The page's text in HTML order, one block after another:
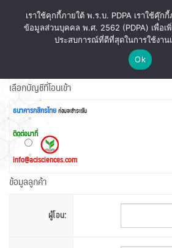
เลือกบัญชีที่โอนเข้า
ธนาคารกสิกรไทยก่อนจะชำระเงิน
ติดต่อมาที่
info@acisciences.com
ข้อมูลลูกค้า
ผู้โอน:
เราใช้คุกกี้ภายใต้ พ.ร.บ. PDPA เราใช้คุ๊ก
ข้อมูลส่วนบุคคล พ.ศ. 2562 (PDPA) เพื่อ
ประสบการณ์ที่ดีที่สุดในการใช้งานเ
Ok